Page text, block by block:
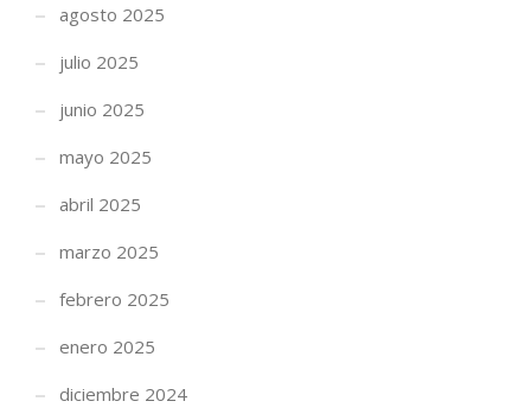
agosto 2025
julio 2025
junio 2025
mayo 2025
abril 2025
marzo 2025
febrero 2025
enero 2025
diciembre 2024